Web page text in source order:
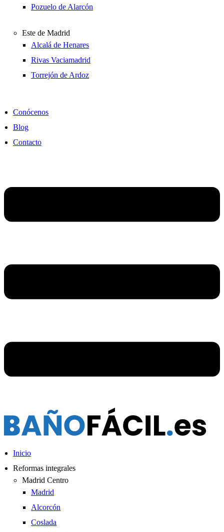
Pozuelo de Alarcón
Este de Madrid
Alcalá de Henares
Rivas Vaciamadrid
Torrejón de Ardoz
Conócenos
Blog
Contacto
Inicio
Reformas integrales
Madrid Centro
Madrid
Alcorcón
Coslada